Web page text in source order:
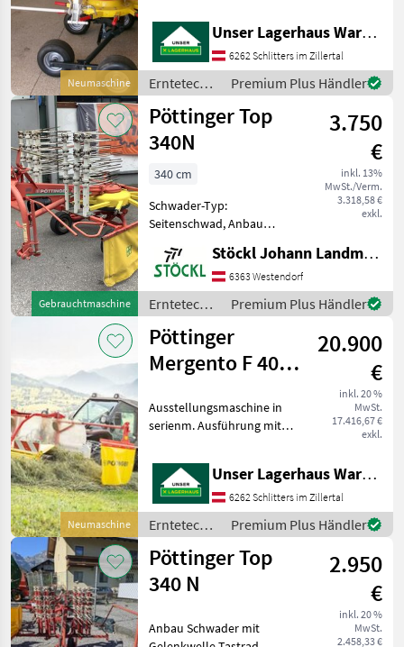
Neumaschine
Schwadtuchschwenkung
Tastrad Erntetechnik
Grünland Schwader
Unser Lagerhaus Warenhandelsges.m.b.H.
6262 Schlitters im Zillertal
Erntetechnik
Grünland /
Pöttinger
Premium Plus Händler
Gebrauchtmaschine
Pöttinger Top
340N
3.750
€
inkl. 13%
MwSt./Verm.
3.318,58 €
exkl.
340 cm
Schwader-Typ:
Seitenschwad, Anbau
Dämpfungsstreben,
Tandembereifung, Tastrad,
Gelenkwelle, wie steht,
Standort Westendorf(A)
Erntetechnik Grü
Stöckl Johann Landmaschinen GesmbH & Co KG
6363 Westendorf
Erntetechnik
Grünland /
Pöttinger
Premium Plus Händler
Neumaschine
Pöttinger
Mergento F 4010
20.900
€
inkl. 20 %
MwSt.
17.416,67 €
exkl.
Ausstellungsmaschine in
serienm. Ausführung mit
zusätzlich Schwadtuch
zusätzlich Gleitkufe
zusätzlich Erntetechnik
Grünland Schwader
Unser Lagerhaus Warenhandelsges.m.b.H.
6262 Schlitters im Zillertal
Erntetechnik
Grünland /
Pöttinger
Premium Plus Händler
Pöttinger Top
340 N
2.950
€
inkl. 20 %
MwSt.
2.458,33 €
Anbau Schwader mit